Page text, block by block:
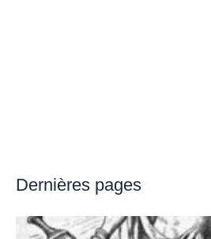
Dernières pages